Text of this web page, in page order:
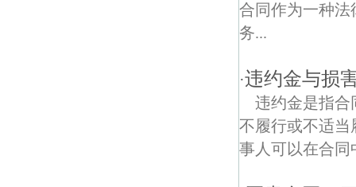
合同作为一种法
务...
·违约金与损
违约金是指合
不履行或不适当
事人可以在合同